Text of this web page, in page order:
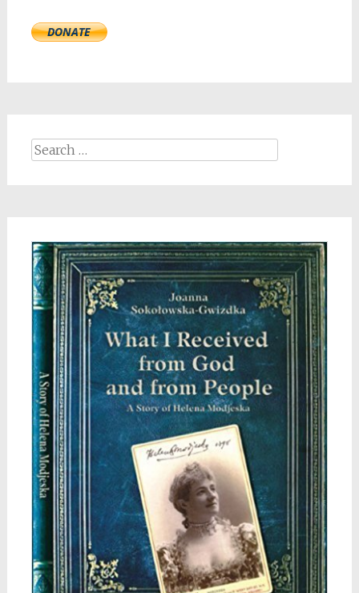
Search
for: